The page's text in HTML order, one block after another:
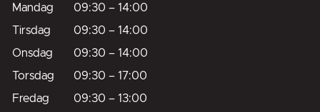
Mandag 09:30 – 14:00
Tirsdag
09:30 – 14:00
Onsdag
09:30 – 14:00
Torsdag
09:30 – 17:00
Fredag
09:30 – 13:00